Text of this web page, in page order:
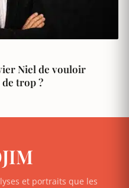
Niel de vouloir
trop ?
et portraits que les